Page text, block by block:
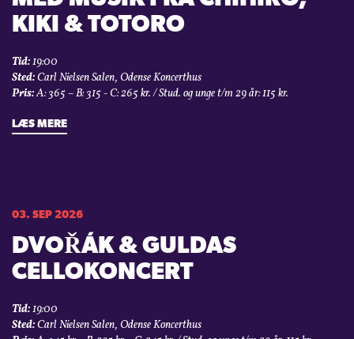
KIKI & TOTORO
Tid:19:00
Sted:Carl Nielsen Salen, Odense Koncerthus
Pris:A: 365 – B: 315 - C: 265 kr. / Stud. og unge t/m 29 år: 115 kr.
LÆS MERE
03. SEP 2026
DVOŘÁK & GULDAS
CELLOKONCERT
Tid:19:00
Sted:Carl Nielsen Salen, Odense Koncerthus